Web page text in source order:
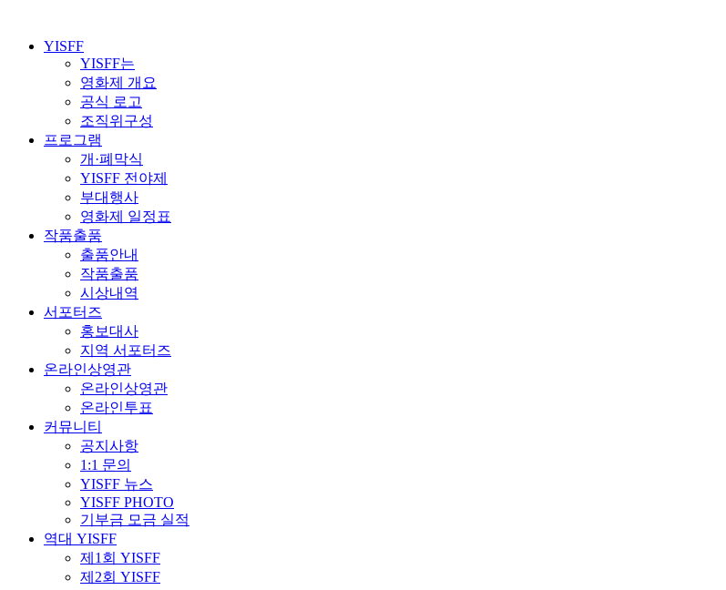
YISFF
YISFF는
영화제 개요
공식 로고
조직위구성
프로그램
개·폐막식
YISFF 전야제
부대행사
영화제 일정표
작품출품
출품안내
작품출품
시상내역
서포터즈
홍보대사
지역 서포터즈
온라인상영관
온라인상영관
온라인투표
커뮤니티
공지사항
1:1 문의
YISFF 뉴스
YISFF PHOTO
기부금 모금 실적
역대 YISFF
제1회 YISFF
제2회 YISFF